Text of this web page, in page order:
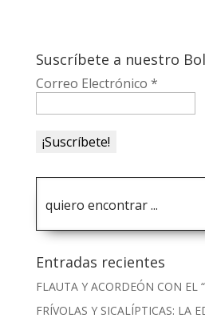
Suscríbete a nuestro
Correo Electrónico *
Entradas recientes
FLAUTA Y ACORDEÓN CON EL
FRÍVOLAS Y SICALÍPTICAS: LA